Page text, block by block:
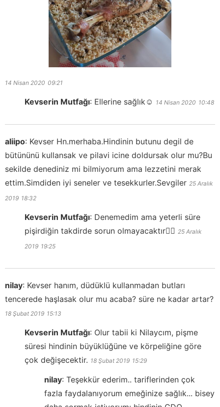
14 Nisan 2020 09:21
Kevserin Mutfağı: Ellerine sağlık☺️ 14 Nisan 2020 10:48
aliipo: Kevser Hn.merhaba.Hindinin butunu degil de
bütününü kullansak ve pilavi icine doldursak olur mu?Bu
sekilde denediniz mi bilmiyorum ama lezzetini merak
ettim.Simdiden iyi seneler ve tesekkurler.Sevgiler 25 Aralık
2019 18:32
Kevserin Mutfağı: Denemedim ama yeterli süre
pişirdiğin takdirde sorun olmayacaktır👍🏻 25 Aralık
2019 19:25
nilay: Kevser hanım, düdüklü kullanmadan butları
tencerede haşlasak olur mu acaba? süre ne kadar artar?
18 Şubat 2019 15:13
Kevserin Mutfağı: Olur tabii ki Nilaycım, pişme
süresi hindinin büyüklüğüne ve körpeliğine göre
çok değişecektir. 18 Şubat 2019 15:29
nilay: Teşekkür ederim.. tariflerinden çok
fazla faydalanıyorum emeğinize sağlık... bisey